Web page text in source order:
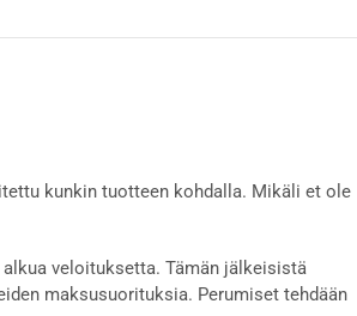
kunkin tuotteen kohdalla. Mikäli et ole
veloituksetta. Tämän jälkeisistä
maksusuorituksia. Perumiset tehdään